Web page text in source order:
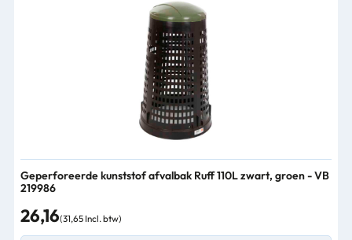
Geperforeerde kunststof afvalbak Ruff 110L zwart, groen - VB
219986
26,16(31,65 Incl. btw)